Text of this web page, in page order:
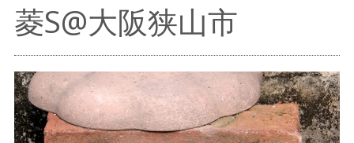
菱S@大阪狭山市